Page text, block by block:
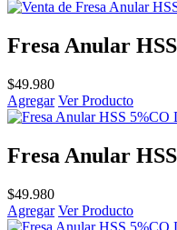
Fresa Anular
$49.980
Agregar Ver Producto
Fresa Anular
$49.980
Agregar Ver Producto